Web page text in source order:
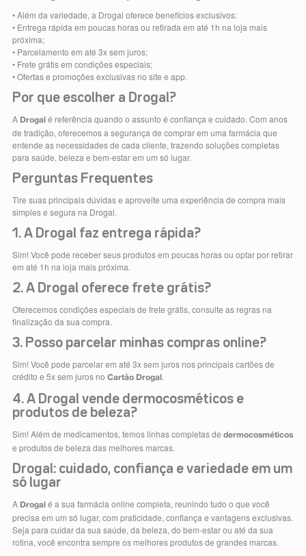
• Além da variedade, a Drogal oferece benefícios exclusivos:
• Entrega rápida em poucas horas ou retirada em até 1h na loja mais
próxima;
• Parcelamento em até 3x sem juros;
• Frete grátis em condições especiais;
• Ofertas e promoções exclusivas no site e app.
Por que escolher a Drogal?
A Drogal é referência quando o assunto é confiança e cuidado. Com anos
de tradição, oferecemos a segurança de comprar em uma farmácia que
entende as necessidades de cada cliente, trazendo soluções completas
para saúde, beleza e bem-estar em um só lugar.
Perguntas Frequentes
Tire suas principais dúvidas e aproveite uma experiência de compra mais
simples e segura na Drogal.
1. A Drogal faz entrega rápida?
Sim! Você pode receber seus produtos em poucas horas ou optar por retirar
em até 1h na loja mais próxima.
2. A Drogal oferece frete grátis?
Oferecemos condições especiais de frete grátis, consulte as regras na
finalização da sua compra.
3. Posso parcelar minhas compras online?
Sim! Você pode parcelar em até 3x sem juros nos principais cartões de
crédito e 5x sem juros no Cartão Drogal .
4. A Drogal vende dermocosméticos e
produtos de beleza?
Sim! Além de medicamentos, temos linhas completas de dermocosméticos
e produtos de beleza das melhores marcas.
Drogal: cuidado, confiança e variedade em um
só lugar
A Drogal é a sua farmácia online completa, reunindo tudo o que você
precisa em um só lugar, com praticidade, confiança e vantagens exclusivas.
Seja para cuidar da sua saúde, da beleza, do bem-estar ou até da sua
rotina, você encontra sempre os melhores produtos de grandes marcas.